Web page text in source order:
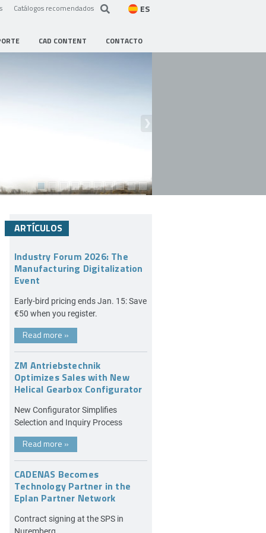
Catálogos recomendados ES
CAD CONTENT CONTACTO
ARTÍCULOS
Industry Forum 2026: The
Manufacturing Digitalization
Event
Early-bird pricing ends Jan. 15: Save
€50 when you register.
Read more »
ZM Antriebstechnik
Optimizes Sales with New
Helical Gearbox Configurator
New Configurator Simplifies
Selection and Inquiry Process
Read more »
CADENAS Becomes
Technology Partner in the
Eplan Partner Network
Contract signing at the SPS in